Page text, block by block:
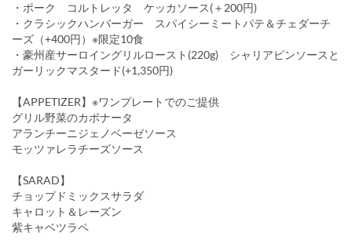
・ポーク コルトレッタ ケッカソース(＋200円)
・クラシックハンバーガー スパイシーミートパテ＆チェダーチ
ーズ（+400円）※限定10食
・豪州産サーロイングリルロースト(220g) シャリアピンソースと
ガーリックマスタード(+1,350円)
【APPETIZER】※ワンプレートでのご提供
グリル野菜のカポナータ
アランチーニジェノベーゼソース
モッツァレラチーズソース
【SARAD】
チョップドミックスサラダ
キャロット＆レーズン
紫キャベツラペ